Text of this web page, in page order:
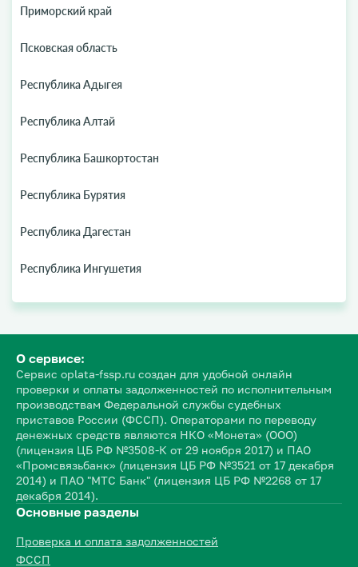
Приморский край
Псковская область
Республика Адыгея
Республика Алтай
Республика Башкортостан
Республика Бурятия
Республика Дагестан
Республика Ингушетия
О сервисе:
Сервис oplata-fssp.ru создан для удобной онлайн
проверки и оплаты задолженностей по исполнительным
производствам Федеральной службы судебных
приставов России (ФССП). Операторами по переводу
денежных средств являются НКО «Монета» (ООО)
(лицензия ЦБ РФ №3508-К от 29 ноября 2017) и ПАО
«Промсвязьбанк» (лицензия ЦБ РФ №3521 от 17 декабря
2014) и ПАО "МТС Банк" (лицензия ЦБ РФ №2268 от 17
декабря 2014).
Основные разделы
Проверка и оплата задолженностей
ФССП